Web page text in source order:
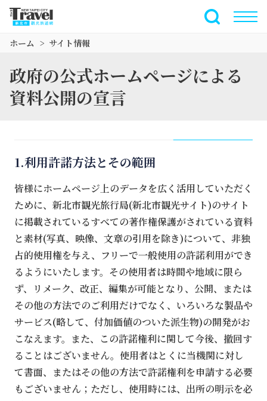
全文検索
ホーム サイト情報
政府の公式ホームページによる
資料公開の宣言
1.利用許諾方法とその範囲
皆様にホームページ上のデータを広く活用していただく
ために、新北市観光旅行局(新北市観光サイト)のサイト
に掲載されているすべての著作権保護がされている資料
と素材(写真、映像、文章の引用を除き)について、非独
占的使用権を与え、フリーで一般使用の許諾利用ができ
るようにいたします。その使用者は時間や地域に限ら
ず、リメーク、改正、編集が可能となり、公開、または
その他の方法でのご利用だけでなく、いろいろな製品や
サービス(略して、付加価値のついた派生物)の開発がお
こなえます。また、この許諾権利に関して今後、撤回す
ることはございません。使用者はとくに当機関に対し
て書面、またはその他の方法で許諾権利を申請する必要
もございません；ただし、使用時には、出所の明示を必